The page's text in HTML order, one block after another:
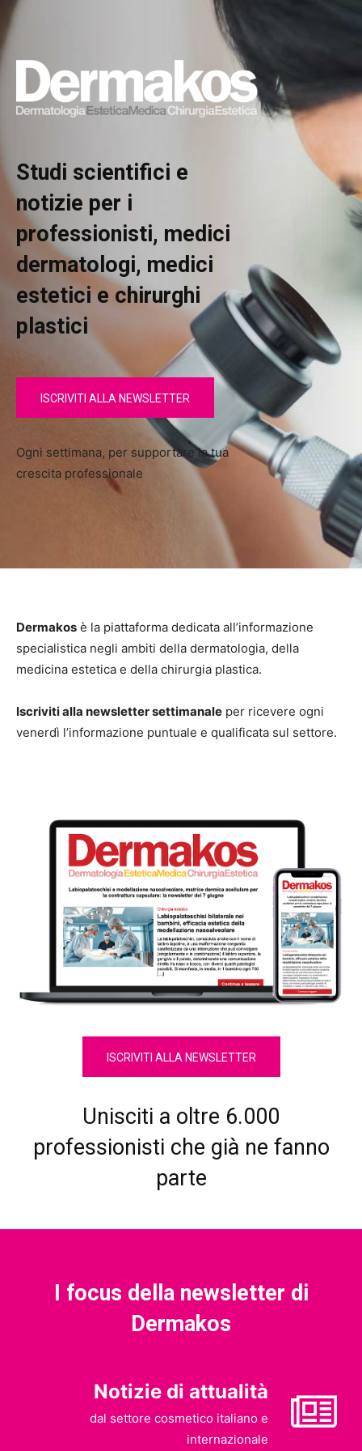
Studi scientifici e
notizie per i
professionisti, medici
dermatologi, medici
estetici e chirurghi
plastici
ISCRIVITI ALLA NEWSLETTER
Ogni settimana, per supportare la tua
crescita professionale
Dermakos è la piattaforma dedicata all’informazione
specialistica negli ambiti della dermatologia, della
medicina estetica e della chirurgia plastica.
Iscriviti alla newsletter settimanale per ricevere ogni
venerdì l’informazione puntuale e qualificata sul settore.
ISCRIVITI ALLA NEWSLETTER
Unisciti a oltre 6.000
professionisti che già ne fanno
parte
I focus della newsletter di
Dermakos
Notizie di attualità
dal settore cosmetico italiano e
internazionale